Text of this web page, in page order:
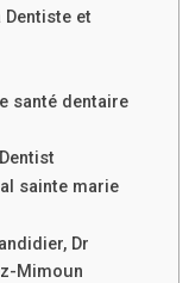
Dentiste et
santé dentaire
sainte marie
Dr
Mimoun